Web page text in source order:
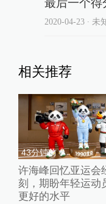
2020-04-23∙ 未
相关推荐
43分钟前
许海峰回忆亚运会
刻，期盼年轻运动
更好的水平